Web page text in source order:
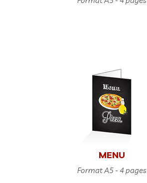
MENU
Format A5 - 4 pages